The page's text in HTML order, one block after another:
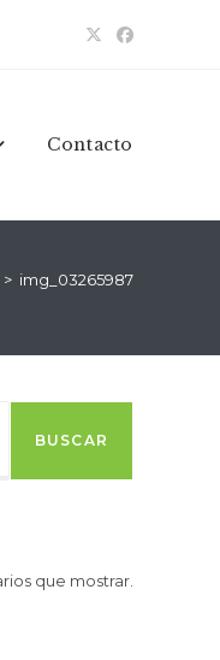
Contacto
> img_03265987
BUSCAR
que mostrar.